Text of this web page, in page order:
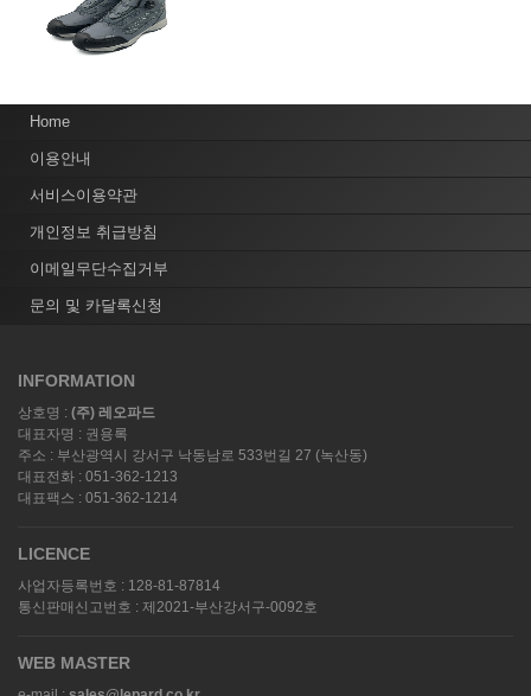
Home
이용안내
서비스이용약관
개인정보 취급방침
이메일무단수집거부
문의 및 카달록신청
INFORMATION
상호명 : (주) 레오파드
대표자명 : 권용록
주소 : 부산광역시 강서구 낙동남로 533번길 27 (녹산동)
대표전화 : 051-362-1213
대표팩스 : 051-362-1214
LICENCE
사업자등록번호 : 128-81-87814
통신판매신고번호 : 제2021-부산강서구-0092호
WEB MASTER